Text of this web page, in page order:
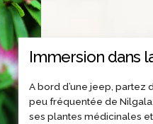
Immersion dans
A bord d’une jeep, partez
peu fréquentée de
ses plantes médicinales